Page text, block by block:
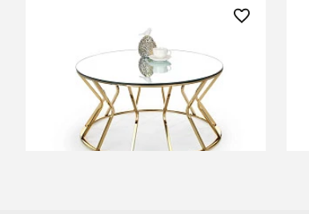
Стол журнальный AFINA
(зеркало/золотой)
СООБЩИТЬ О ПОСТУПЛЕНИИ
Временно отсутствует